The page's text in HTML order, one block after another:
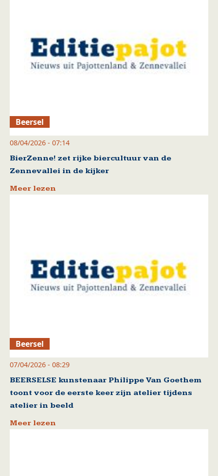
Beersel
08/04/2026 - 07:14
BierZenne! zet rijke biercultuur van de
Zennevallei in de kijker
Meer lezen
Beersel
07/04/2026 - 08:29
BEERSELSE kunstenaar Philippe Van Goethem
toont voor de eerste keer zijn atelier tijdens
atelier in beeld
Meer lezen